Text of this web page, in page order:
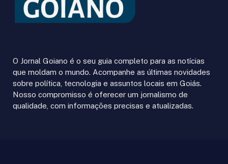
O Jornal Goiano é o seu guia completo para as notícias
que moldam o mundo. Acompanhe as últimas novidades
sobre política, tecnologia e assuntos locais em Goiás.
Nosso compromisso é oferecer um jornalismo de
qualidade, com informações precisas e atualizadas.